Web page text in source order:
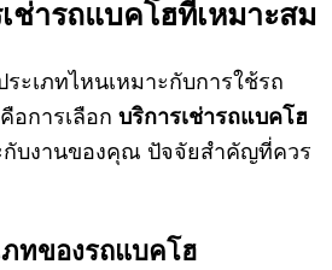
ช่ารถแบคโฮที่เหมาะสม
ระเภทไหนเหมาะกับการใช้รถ
การเลือก บริการเช่ารถแบคโฮ
กับงานของคุณ ปัจจัยสำคัญที่ควร
ภทของรถแบคโฮ